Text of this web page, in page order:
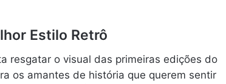
Estilo Retrô
resgatar o visual das primeiras edições do
os amantes de história que querem sentir